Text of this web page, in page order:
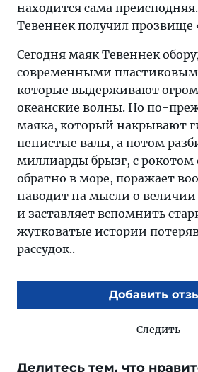
находится сама
Тевеннек получил прозвище
Сегодня маяк Тевеннек
современными
которые выдерживают
океанские волны. Но по-
маяка, который накрывают
пенистые валы, а потом
миллиарды брызг, с рокотом
обратно в море, поражает
наводит на мысли о
и заставляет вспомнить
жутковатые истории
рассудок..
Добавить
Следить
Делитесь тем, что